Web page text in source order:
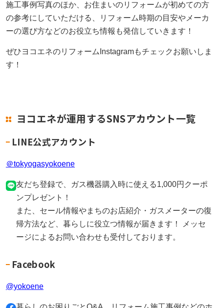
施工事例写真のほか、お住まいのリフォームが初めての方
の参考にしていただける、リフォーム時期の目安やメーカ
ーの選び方などのお役立ち情報も発信していきます！
ぜひヨコエネのリフォームInstagramもチェックお願いしま
す！
ヨコエネが運用するSNSアカウント一覧
LINE公式アカウント
＠tokyogasyokoene
友だち登録で、ガス機器購入時に使える1,000円クーポ
ンプレゼント！
また、セール情報やまちのお店紹介・ガスメーターの復
帰方法など、暮らしに役立つ情報が届きます！ メッセ
ージによるお問い合わせも受付しております。
Facebook
@yokoene